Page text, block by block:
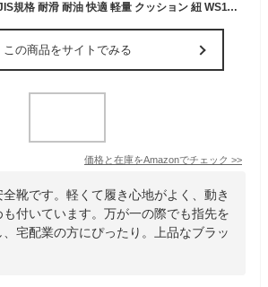
[シモン] 安全靴 短靴 JIS規格 耐滑 耐油 快適 軽量 クッション 紐 WS11黒 黒 26.5 cm 3E
この商品をサイトでみる
価格と在庫をAmazonでチェック >>
靴です。軽くて履き心地がよく、動き
付いています。万が一の際でも指先を
宅配業の方にぴったり。上品なブラッ